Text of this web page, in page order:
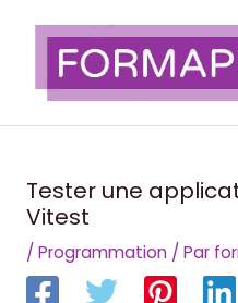
contenu
Tester une
Vitest
/Programmation/ Par